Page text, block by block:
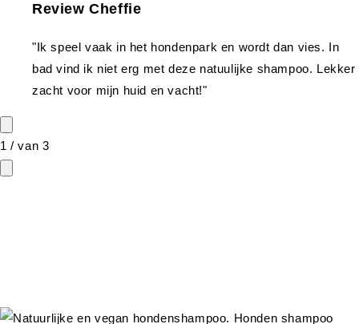
Review Cheffie
"Ik speel vaak in het hondenpark en wordt dan vies. In
bad vind ik niet erg met deze natuulijke shampoo. Lekker
zacht voor mijn huid en vacht!"
1 /van 3